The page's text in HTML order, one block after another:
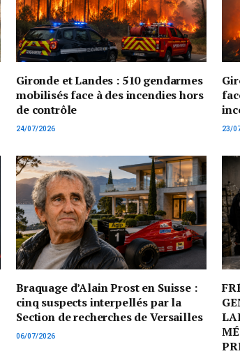
Gironde et Landes : 510 gendarmes
mobilisés face à des incendies hors
de contrôle
24/07/2026 23/
Braquage d’Alain Prost en Suisse :
cinq suspects interpellés par la
Section de recherches de Versailles
06/07/2026